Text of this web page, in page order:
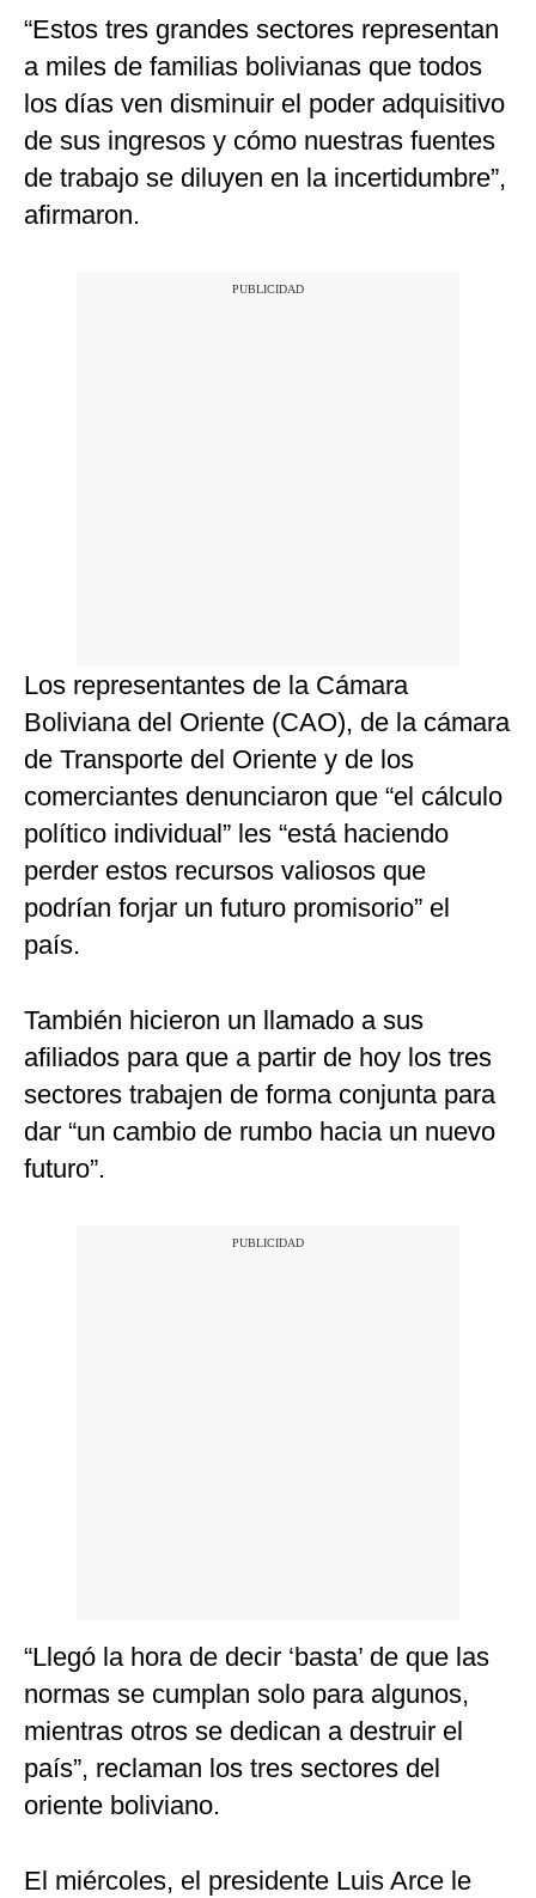
“Estos tres grandes sectores representan
a miles de familias bolivianas que todos
los días ven disminuir el poder adquisitivo
de sus ingresos y cómo nuestras fuentes
de trabajo se diluyen en la incertidumbre”,
afirmaron.
Los representantes de la Cámara
Boliviana del Oriente (CAO), de la cámara
de Transporte del Oriente y de los
comerciantes denunciaron que “el cálculo
político individual” les “está haciendo
perder estos recursos valiosos que
podrían forjar un futuro promisorio” el
país.
También hicieron un llamado a sus
afiliados para que a partir de hoy los tres
sectores trabajen de forma conjunta para
dar “un cambio de rumbo hacia un nuevo
futuro”.
“Llegó la hora de decir ‘basta’ de que las
normas se cumplan solo para algunos,
mientras otros se dedican a destruir el
país”, reclaman los tres sectores del
oriente boliviano.
El miércoles, el presidente Luis Arce le